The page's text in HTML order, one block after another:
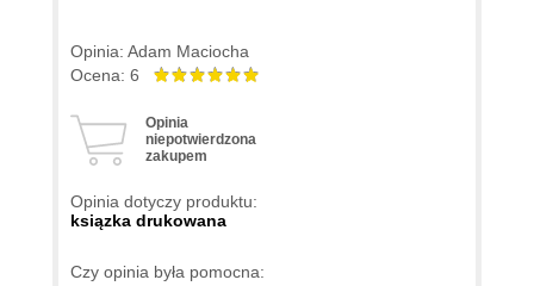
Opinia: Adam Maciocha
Ocena: 6
Opinia
niepotwierdzona
zakupem
Opinia dotyczy produktu:
ksiązka drukowana
Czy opinia była pomocna: